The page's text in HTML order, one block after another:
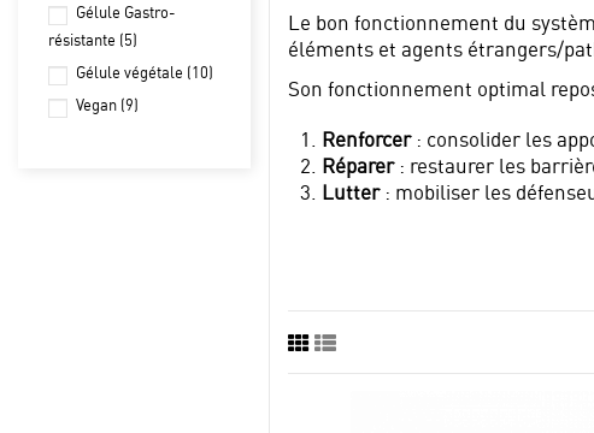
Le bon fonctionnement du
éléments et agents étrangers/
Son fonctionnement optimal
Renforcer: consolider les
Réparer: restaurer les
Lutter: mobiliser les
Gélule Gastro-
résistante (5)
Gélule végétale (10)
Vegan (9)